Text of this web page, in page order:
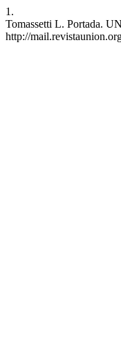
1.
Tomassetti L. Portada.
http://